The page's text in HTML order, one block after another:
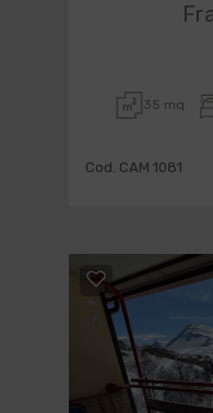
35 mq
Cod. CAM 1081